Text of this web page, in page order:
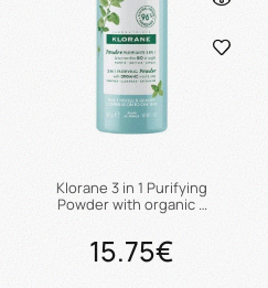
Klorane 3 in 1 Purifying
Powder with organic …
15.75€